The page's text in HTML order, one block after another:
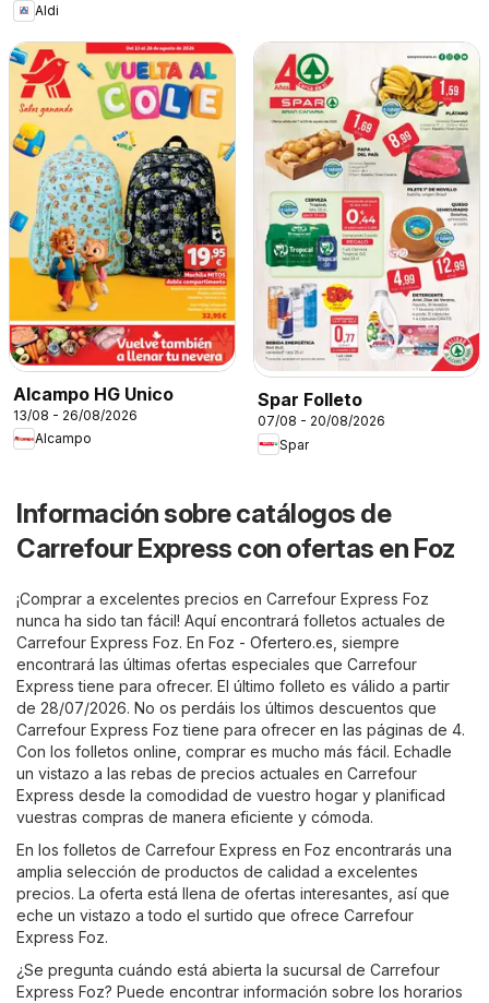
Aldi
Alcampo HG Unico
13/08 - 26/08/2026
Alcampo
Spar Folleto
07/08 - 20/08/2026
Spar
Información sobre catálogos de
Carrefour Express con ofertas en Foz
¡Comprar a excelentes precios en Carrefour Express Foz
nunca ha sido tan fácil! Aquí encontrará folletos actuales de
Carrefour Express Foz. En Foz - Ofertero.es , siempre
encontrará las últimas ofertas especiales que Carrefour
Express tiene para ofrecer. El último folleto es válido a partir
de 28/07/2026. No os perdáis los últimos descuentos que
Carrefour Express Foz tiene para ofrecer en las páginas de 4.
Con los folletos online, comprar es mucho más fácil. Echadle
un vistazo a las rebas de precios actuales en Carrefour
Express desde la comodidad de vuestro hogar y planificad
vuestras compras de manera eficiente y cómoda.
En los folletos de Carrefour Express en Foz encontrarás una
amplia selección de productos de calidad a excelentes
precios. La oferta está llena de ofertas interesantes, así que
eche un vistazo a todo el surtido que ofrece Carrefour
Express Foz.
¿Se pregunta cuándo está abierta la sucursal de Carrefour
Express Foz? Puede encontrar información sobre los horarios